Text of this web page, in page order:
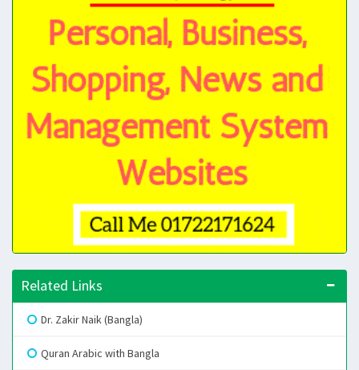
Related Links
Dr. Zakir Naik (Bangla)
Quran Arabic with Bangla